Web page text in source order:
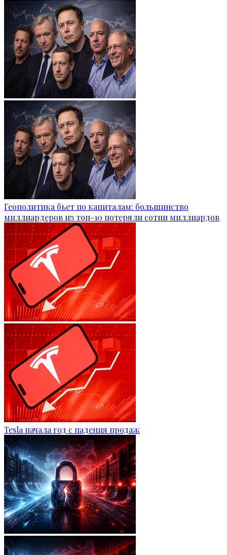
Геополитика бьет по капиталам: большинство
миллиардеров из топ-10 потеряли сотни миллиардов
Tesla начала год с падения продаж